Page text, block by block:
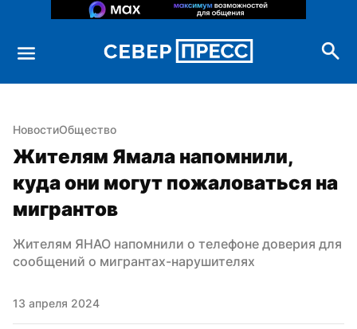
НовостиОбщество
Жителям Ямала напомнили,
куда они могут пожаловаться на
мигрантов
Жителям ЯНАО напомнили о телефоне доверия для
сообщений о мигрантах-нарушителях
13 апреля 2024